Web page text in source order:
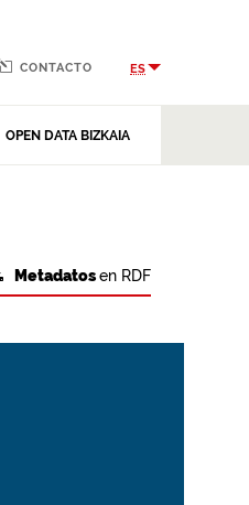
OPEN DATA BIZKAIA
CONTACTO ES
Metadatosen RDF